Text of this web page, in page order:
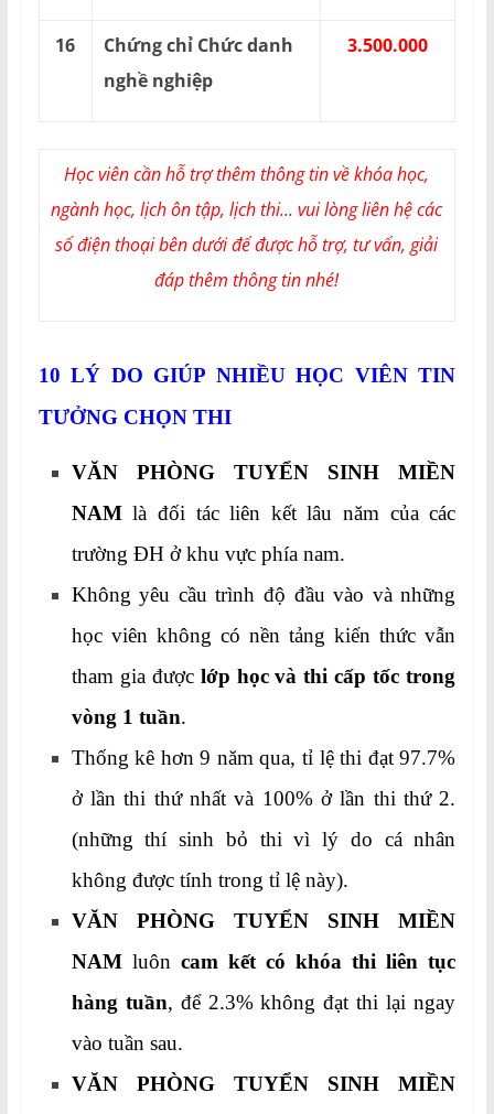
16
Chứng chỉ Chức danh
nghề nghiệp
3.500.000
Học viên cần hỗ trợ thêm thông tin về khóa học,
ngành học, lịch ôn tập, lịch thi... vui lòng liên hệ các
số điện thoại bên dưới để được hỗ trợ, tư vấn, giải
đáp thêm thông tin nhé!
10 LÝ DO GIÚP NHIỀU HỌC VIÊN TIN
TƯỞNG CHỌN THI
VĂN PHÒNG TUYỂN SINH MIỀN
NAMlà đối tác liên kết lâu năm của các
trường ĐH ở khu vực phía nam.
Không yêu cầu trình độ đầu vào và những
học viên không có nền tảng kiến thức vẫn
tham gia được lớp học và thi cấp tốc trong
vòng 1 tuần.
Thống kê hơn 9 năm qua, tỉ lệ thi đạt 97.7%
ở lần thi thứ nhất và 100% ở lần thi thứ 2.
(những thí sinh bỏ thi vì lý do cá nhân
không được tính trong tỉ lệ này).
VĂN PHÒNG TUYỂN SINH MIỀN
NAMluôn cam kết có khóa thi liên tục
hàng tuần, để 2.3% không đạt thi lại ngay
vào tuần sau.
VĂN PHÒNG TUYỂN SINH MIỀN